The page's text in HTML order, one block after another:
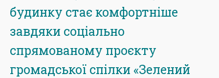
будинку стає комфортніше
завдяки соціально
спрямованому проєкту
громадської спілки «Зелений